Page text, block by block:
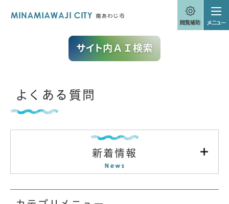
文よくある質問
新着情報